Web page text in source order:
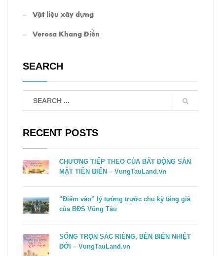
Vật liệu xây dựng
Verosa Khang Điền
SEARCH
RECENT POSTS
CHƯƠNG TIẾP THEO CỦA BẤT ĐỘNG SẢN
MẶT TIỀN BIỂN – VungTauLand.vn
“Điểm vào” lý tưởng trước chu kỳ tăng giá
của BĐS Vũng Tàu
SỐNG TRỌN SẮC RIÊNG, BÊN BIỂN NHIỆT
ĐỚI – VungTauLand.vn